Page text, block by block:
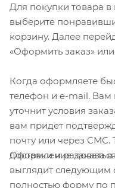
градусов. Крышка герметично закручивается.
Крышка дополнена
удобства переноски.
Для покупки товара
выберите
корзину. Далее
«Оформить заказ»
Когда оформляете
телефон и e-mail.
уточнит условия
вам придет
почту или через СМС.
доставки и
Оформление заказа
выглядит следующим
полностью форму по